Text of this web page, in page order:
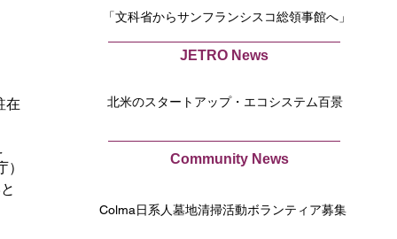
在
「文科省からサンフランシスコ総領事館へ」
JETRO News
北米のスタートアップ・エコシステム百景
Community News
Colma日系人墓地清掃活動ボランティア募集